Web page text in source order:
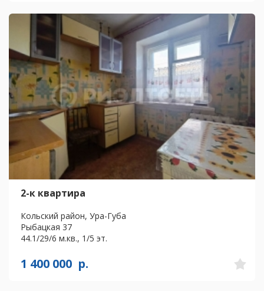
2-к квартира
Кольский район, Ура-Губа
Рыбацкая 37
44.1/29/6 м.кв., 1/5 эт.
1 400 000 р.